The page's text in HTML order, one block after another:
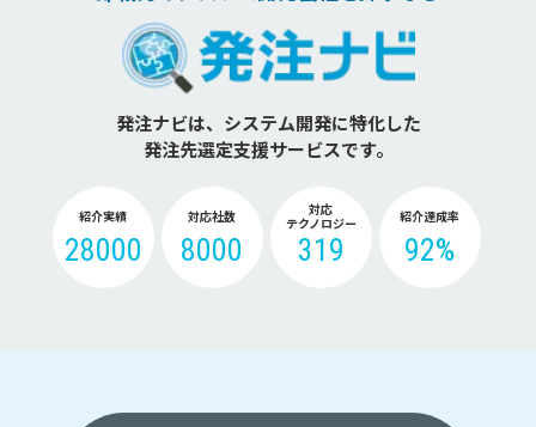
発注ナビは、システム開発に特化した
発注先選定支援サービスです。
紹介実績
28000
対応社数
8000
対応
テクノロジー
319
紹介達成率
92%